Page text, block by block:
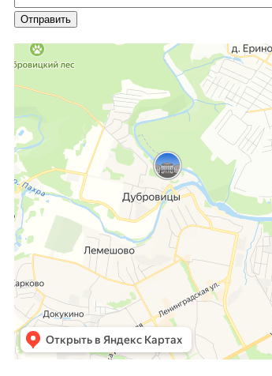
Отправить